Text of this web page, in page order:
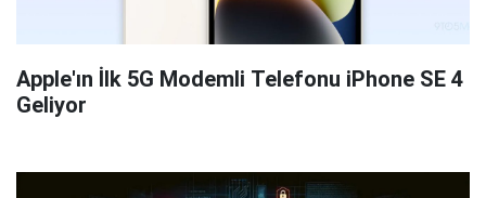
Apple'ın İlk 5G Modemli Telefonu iPhone SE 4
Geliyor